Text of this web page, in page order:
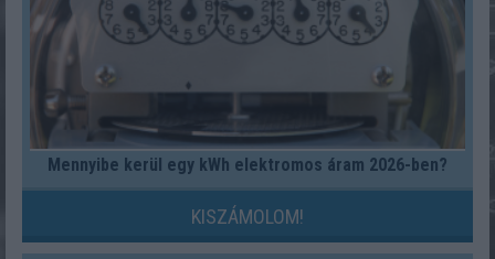
Mennyibe kerül egy kWh elektromos áram 2026-ben?
KISZÁMOLOM!